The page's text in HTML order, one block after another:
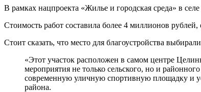
В рамках нацпроекта «Жилье и городская среда» в
Стоимость работ составила более 4 миллионов
Стоит сказать, что место для благоустройства
«Этот участок расположен в самом центре
мероприятия не только сельского, но и
современную уличную спортивную площадку и
района.